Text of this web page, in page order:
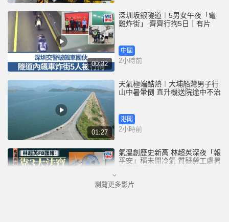
00:32
深圳坂銀隧道︱5男女午夜「電
雞炸街」 齊齊行拘5日｜有片
中國
2小時前
01:27
天氣極端酷熱︱大埔船灣男子行
山中暑暈倒 直升機送院途中不治
港聞
2小時前
氣溫創歷史新高 林超英深夜「報
平安」稱未開冷氣 質疑勞工處暑
熱警告「取消也沒分別」
港聞
瀏覽更多影片